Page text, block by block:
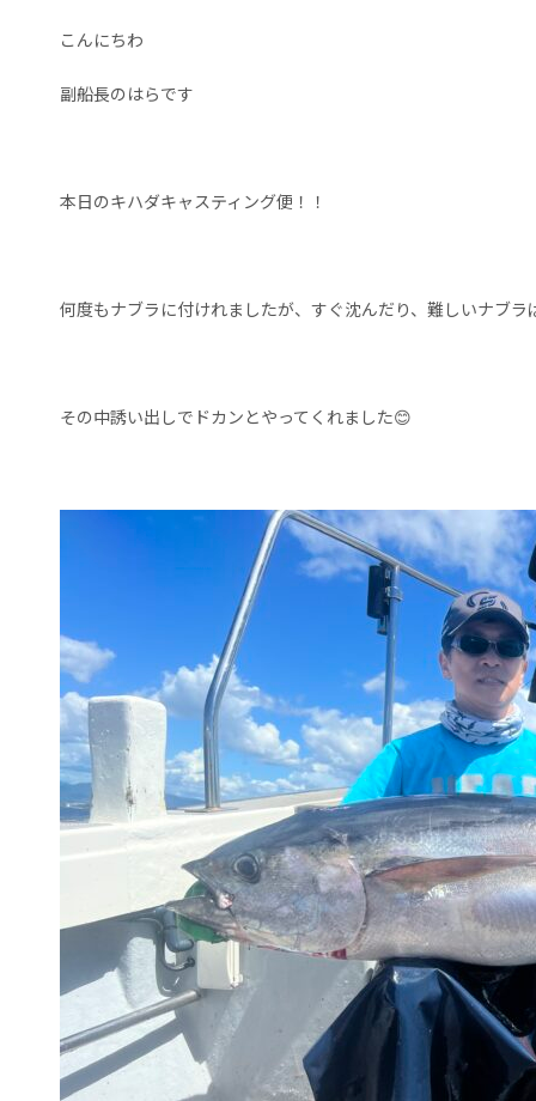
こんにちわ
副船長のはらです
本日のキハダキャスティング便！！
何度もナブラに付けれましたが、すぐ沈んだり、難しいナブラ
その中誘い出しでドカンとやってくれました😊